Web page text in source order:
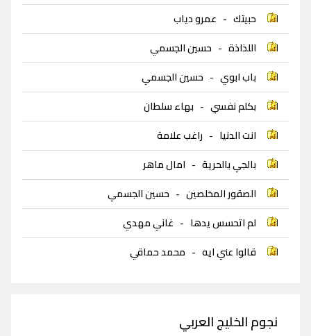
حبيتك - عمرو دياب
اللذاذة - حسين الجسمي
باب ابوي - حسين الجسمي
بكلم نفسي - بهاء سلطان
انت الدنيا - راغب علامة
بالجي بالحرية - امال ماهر
الصقور المخلصين - حسين الجسمي
لم اتحسس يدها - غاني مهدي
قالوا عني ايه - محمد حماقي
نجوم الخليج العربي